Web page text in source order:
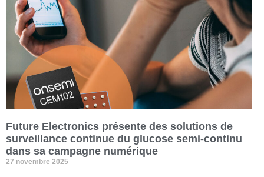
Future Electronics présente des solutions de
surveillance continue du glucose semi-continu
dans sa campagne numérique
27 novembre 2025